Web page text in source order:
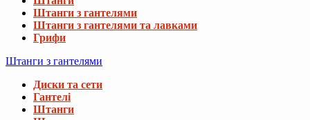
Штанги з гантелями
Штанги з гантелями та лавками
Грифи
Штанги з гантелями
Диски та сети
Гантелі
Штанги